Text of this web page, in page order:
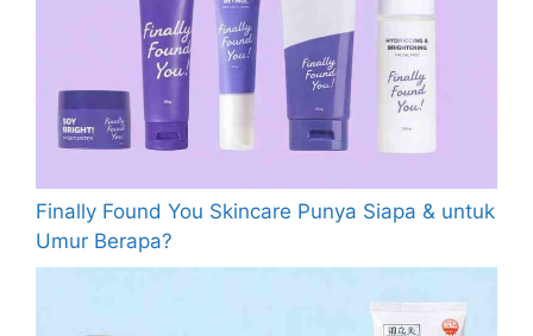
Finally Found You Skincare Punya Siapa & untuk
Umur Berapa?